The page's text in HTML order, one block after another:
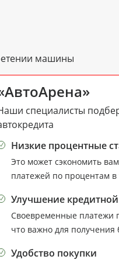
машины
специалисты
Низкие процентные
Это может сэкономить
платежей по процентам в
Улучшение
Своевременные платежи
что важно для получения
Удобство покупки